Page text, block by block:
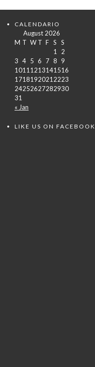
CALENDARIO
August 2026
M T W T F S S
« Jan
1
2
3 4 5 6 7 8 9
10111213141516
17181920212223
24252627282930
31
LIKE US ON FACEBOOK